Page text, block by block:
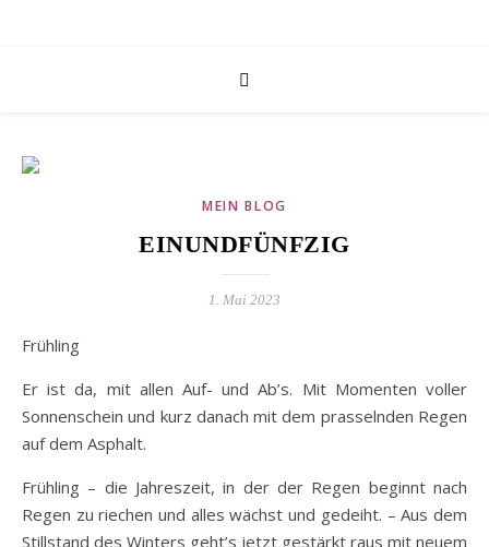
MEIN BLOG
EINUNDFÜNFZIG
1. Mai 2023
Frühling
Er ist da, mit allen Auf- und Ab’s. Mit Momenten voller
Sonnenschein und kurz danach mit dem prasselnden Regen
auf dem Asphalt.
Frühling – die Jahreszeit, in der der Regen beginnt nach
Regen zu riechen und alles wächst und gedeiht. – Aus dem
Stillstand des Winters geht’s jetzt gestärkt raus mit neuem